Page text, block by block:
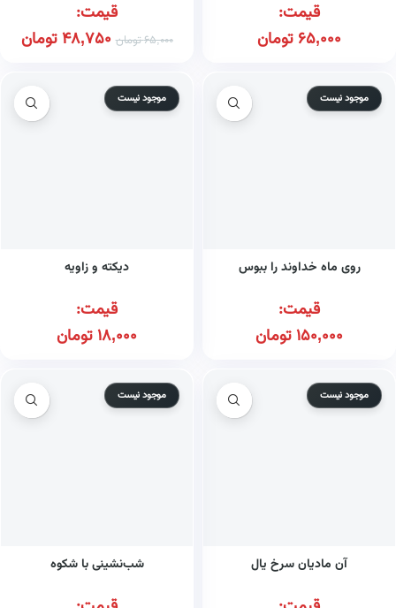
قیمت:
65,000 تومان
قیمت:
65,000تومان 48,750تومان
موجود نیست
روی ماه خداوند را ببوس
قیمت:
150,000تومان
موجود نیست
دیکته و زاویه
قیمت:
18,000تومان
موجود نیست
آن مادیان سرخ یال
موجود نیست
شب‌نشینی با شکوه